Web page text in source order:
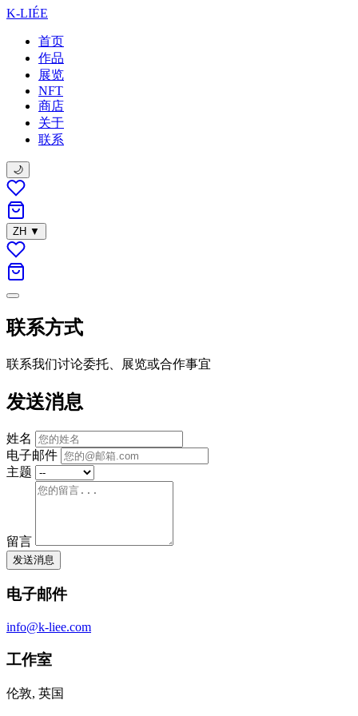
K-LIÉE
首页
作品
展览
NFT
商店
关于
联系
🌙
ZH ▼
联系方式
联系我们讨论委托、展览或合作事宜
发送消息
姓名
电子邮件
主题
留言
发送消息
电子邮件
info@k-liee.com
工作室
伦敦, 英国